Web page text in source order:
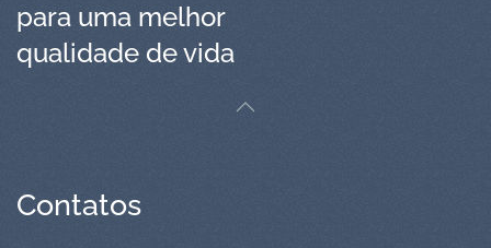
para uma melhor
qualidade de vida
Contatos